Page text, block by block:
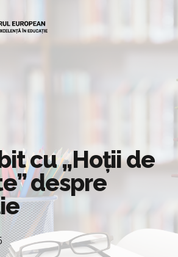
cu „Hoții de
despre